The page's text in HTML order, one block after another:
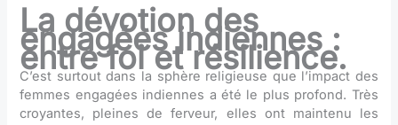
La dévotion des
engagées indiennes :
entre foi et résilience.
C’est surtout dans la sphère religieuse que l’impact des
femmes engagées indiennes a été le plus profond. Très
croyantes, pleines de ferveur, elles ont maintenu les